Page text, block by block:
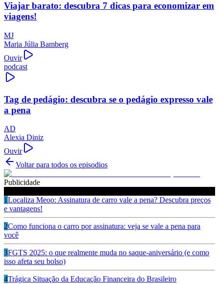
Viajar barato: descubra 7 dicas para economizar em
viagens!
MJ
Maria Júlia Bamberg
Ouvir
podcast
Tag de pedágio: descubra se o pedágio expresso vale
a pena
AD
Alexia Diniz
Ouvir
Voltar para todos os episodios
Publicidade
1Localiza Meoo: Assinatura de carro vale a pena? Descubra preços
e vantagens!
2Como funciona o carro por assinatura: veja se vale a pena para
você
3FGTS 2025: o que realmente muda no saque-aniversário (e como
isso afeta seu bolso)
4Trágica Situação da Educação Financeira do Brasileiro